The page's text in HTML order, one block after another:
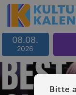
08.08.
2026
Bitte